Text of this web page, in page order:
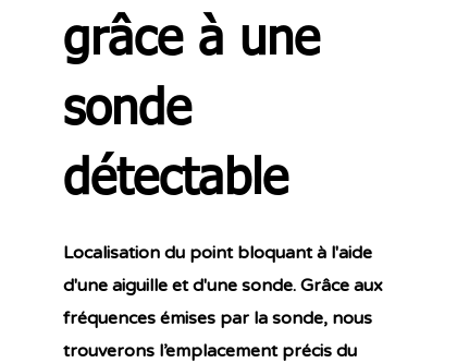
grâce à une
sonde
détectable
Localisation du point bloquant à l'aide
d'une aiguille et d'une sonde. Grâce aux
fréquences émises par la sonde, nous
trouverons l’emplacement précis du